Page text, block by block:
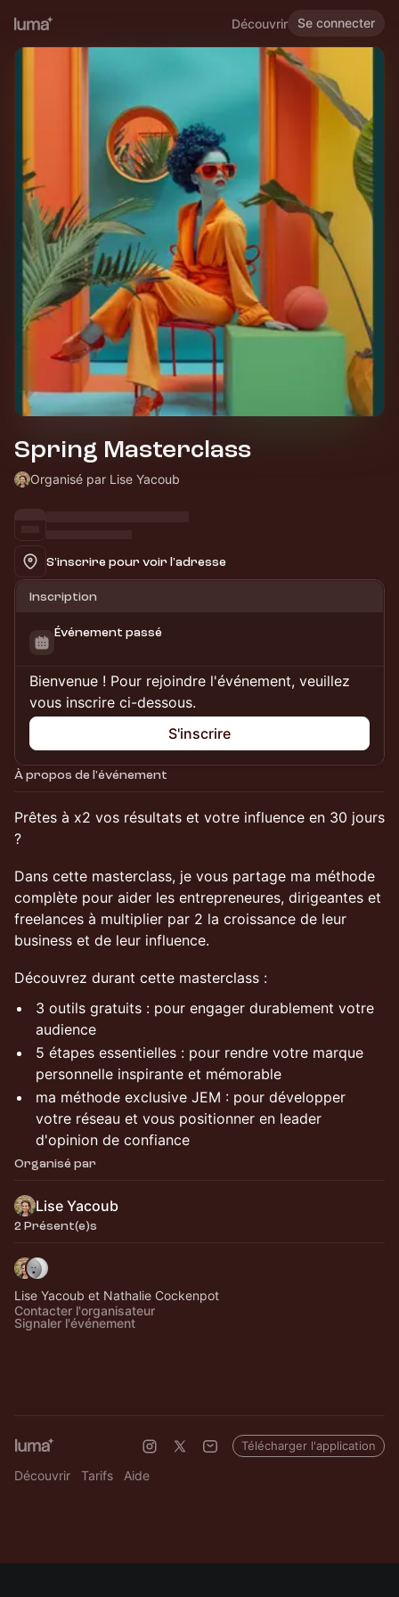
Découvrir Se connecter
Spring Masterclass
Organisé par Lise Yacoub
S'inscrire pour voir l'adresse
Inscription
Événement passé
Bienvenue ! Pour rejoindre l'événement, veuillez
vous inscrire ci-dessous.
S'inscrire
À propos de l'événement
Prêtes à x2 vos résultats et votre influence en 30 jours
?
Dans cette masterclass, je vous partage ma méthode
complète pour aider les entrepreneures, dirigeantes et
freelances à multiplier par 2 la croissance de leur
business et de leur influence.
Découvrez durant cette masterclass :
3 outils gratuits : pour engager durablement votre
audience
5 étapes essentielles : pour rendre votre marque
personnelle inspirante et mémorable
ma méthode exclusive JEM : pour développer
votre réseau et vous positionner en leader
d'opinion de confiance
Organisé par
Lise Yacoub
2 Présent(e)s
Lise Yacoub et Nathalie Cockenpot
Contacter l'organisateur
Signaler l'événement
Découvrir Tarifs Aide
Télécharger l'application